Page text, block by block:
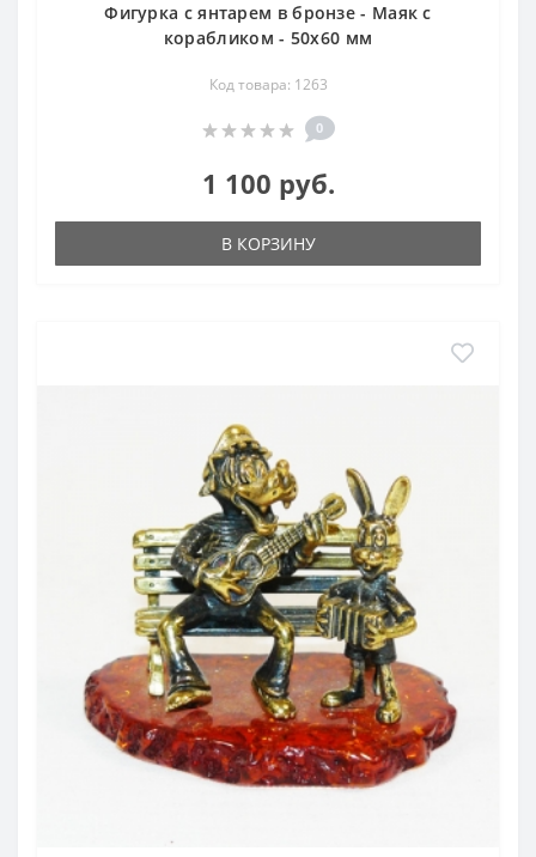
Фигурка с янтарем в бронзе - Маяк с
корабликом - 50х60 мм
Код товара: 1263
0
1 100 руб.
В КОРЗИНУ